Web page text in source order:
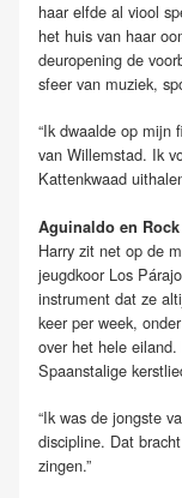
haar elfde al viool
het huis van haar
deuropening de
sfeer van muziek,
“Ik dwaalde op mijn
van Willemstad. Ik
Kattenkwaad
Aguinaldo en Rock
Harry zit net op de
jeugdkoor Los
instrument dat ze
keer per week,
over het hele eiland.
Spaanstalige
“Ik was de jongste
discipline. Dat
zingen.”